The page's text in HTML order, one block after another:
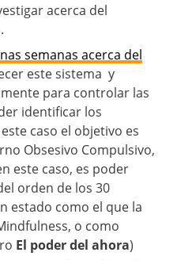
acerca del
semanas acerca del
este sistema y
para controlar las
identificar los
caso el objetivo es
Obsesivo Compulsivo,
este caso, es poder
orden de los 30
estado como el que la
o como
El poder del ahora)